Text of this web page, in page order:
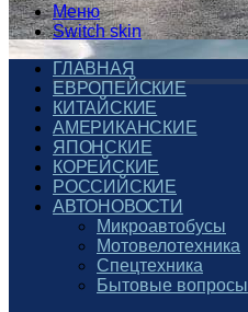
Меню
Switch skin
ГЛАВНАЯ
ЕВРОПЕЙСКИЕ
КИТАЙСКИЕ
АМЕРИКАНСКИЕ
ЯПОНСКИЕ
КОРЕЙСКИЕ
РОССИЙСКИЕ
АВТОНОВОСТИ
Микроавтобусы
Мотовелотехника
Спецтехника
Бытовые вопросы